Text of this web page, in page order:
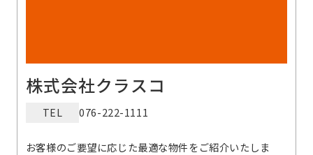
株式会社クラスコ
TEL 076-222-1111
お客様のご要望に応じた最適な物件をご紹介いたしま